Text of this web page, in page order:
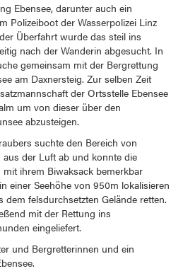
Ebensee, darunter auch ein
Polizeiboot der Wasserpolizei Linz
Überfahrt wurde das steil ins
nach der Wanderin abgesucht. In
gemeinsam mit der Bergrettung
am Daxnersteig. Zur selben Zeit
der Ortsstelle Ebensee
um von dieser über den
abzusteigen.
suchte den Bereich von
aus der Luft ab und konnte die
ihrem Biwaksack bemerkbar
einer Seehöhe von 950m lokalisieren
dem felsdurchsetzten Gelände retten.
mit der Rettung ins
eingeliefert.
und Bergretterinnen und ein